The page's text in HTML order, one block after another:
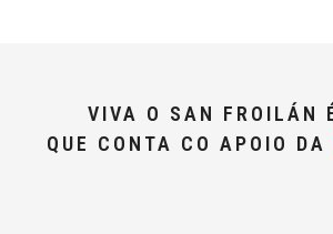
VIVA O SAN FROILÁN
QUE CONTA CO APOIO DA